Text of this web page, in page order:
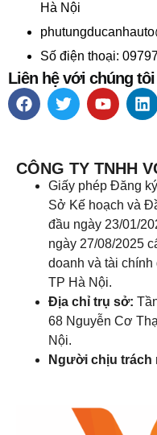
Hà Nội
Số điện thoại:
Liên hệ với chúng tôi
CÔNG TY TNHH
Giấy phép Đăng
Sở Kế hoạch và
đầu ngày 23/01/
ngày 27/08/2025
doanh và tài
TP Hà Nội.
Địa chỉ trụ sở:
68 Nguyễn Cơ
Nội.
Người chịu trách